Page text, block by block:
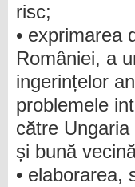
risc;
• exprimarea
României, a
ingerințelor
problemele
către
și bună
• elaborarea,